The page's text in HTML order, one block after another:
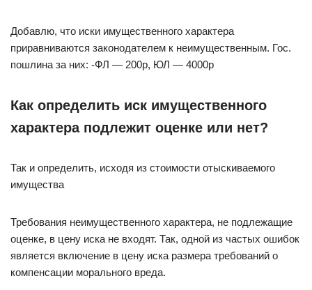
Добавлю, что иски имущественного характера
приравниваются законодателем к неимущественным. Гос.
пошлина за них: -ФЛ — 200р, ЮЛ — 4000р
Как определить иск имущественного
характера подлежит оценке или нет?
Так и определить, исходя из стоимости отыскиваемого
имущества
Требования неимущественного характера, не подлежащие
оценке, в цену иска не входят. Так, одной из частых ошибок
является включение в цену иска размера требований о
компенсации морального вреда.